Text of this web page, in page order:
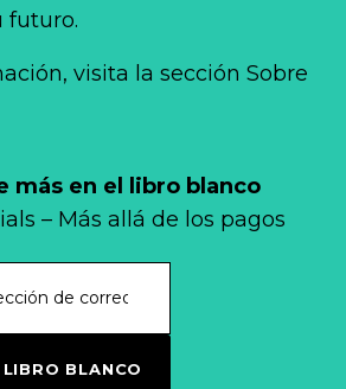
más en el libro blanco
– Más allá de los pagos
BLANCO
futuro.
visita la sección Sobre